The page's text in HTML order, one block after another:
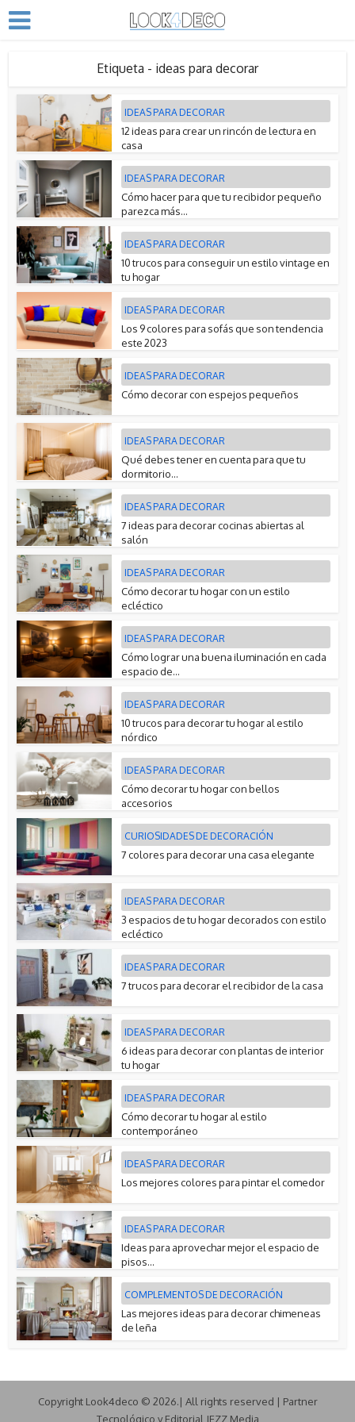
Etiqueta - ideas para decorar
IDEAS PARA DECORAR
12 ideas para crear un rincón de lectura en
casa
IDEAS PARA DECORAR
Cómo hacer para que tu recibidor pequeño
parezca más...
IDEAS PARA DECORAR
10 trucos para conseguir un estilo vintage en
tu hogar
IDEAS PARA DECORAR
Los 9 colores para sofás que son tendencia
este 2023
IDEAS PARA DECORAR
Cómo decorar con espejos pequeños
IDEAS PARA DECORAR
Qué debes tener en cuenta para que tu
dormitorio...
IDEAS PARA DECORAR
7 ideas para decorar cocinas abiertas al
salón
IDEAS PARA DECORAR
Cómo decorar tu hogar con un estilo
ecléctico
IDEAS PARA DECORAR
Cómo lograr una buena iluminación en cada
espacio de...
IDEAS PARA DECORAR
10 trucos para decorar tu hogar al estilo
nórdico
IDEAS PARA DECORAR
Cómo decorar tu hogar con bellos
accesorios
CURIOSIDADES DE DECORACIÓN
7 colores para decorar una casa elegante
IDEAS PARA DECORAR
3 espacios de tu hogar decorados con estilo
ecléctico
IDEAS PARA DECORAR
7 trucos para decorar el recibidor de la casa
IDEAS PARA DECORAR
6 ideas para decorar con plantas de interior
tu hogar
IDEAS PARA DECORAR
Cómo decorar tu hogar al estilo
contemporáneo
IDEAS PARA DECORAR
Los mejores colores para pintar el comedor
IDEAS PARA DECORAR
Ideas para aprovechar mejor el espacio de
pisos...
COMPLEMENTOS DE DECORACIÓN
Las mejores ideas para decorar chimeneas
de leña
Copyright Look4deco © 2026.| All rights reserved | Partner
Tecnológico y Editorial JEZZ Media